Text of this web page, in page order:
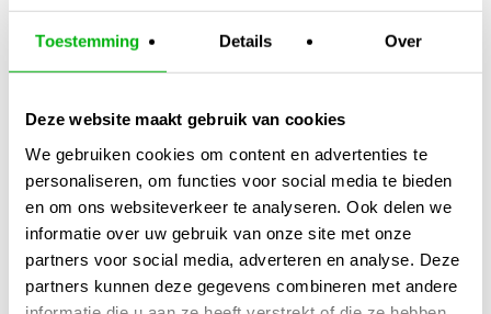
Toestemming Details Over
Deze website maakt gebruik van cookies
We gebruiken cookies om content en advertenties te
personaliseren, om functies voor social media te bieden
en om ons websiteverkeer te analyseren. Ook delen we
informatie over uw gebruik van onze site met onze
partners voor social media, adverteren en analyse. Deze
partners kunnen deze gegevens combineren met andere
GebruikA H Bloeitijdens de bloei en zie het verschil in
volume én kwaliteit.
category/vijverirrigatie/ph-ec-meters/
Extra productinformatie
Gewicht
Afmetingen